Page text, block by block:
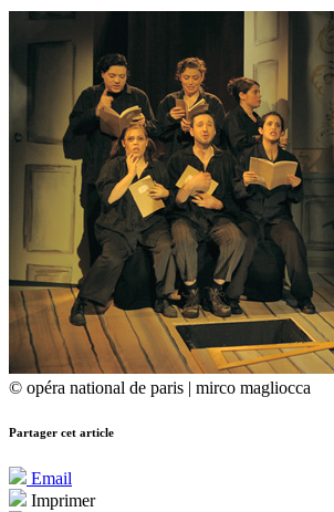
© opéra national de paris | mirco magliocca
Partager cet article
Email
Imprimer